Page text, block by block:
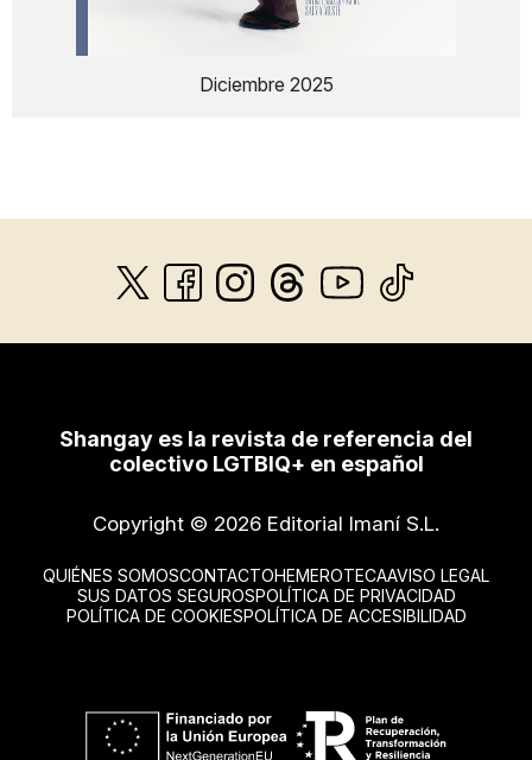
Diciembre 2025
Shangay es la revista de referencia del
colectivo LGTBIQ+ en español
Copyright © 2026 Editorial Imaní S.L.
QUIÉNES SOMOSCONTACTOHEMEROTECAAVISO LEGAL
SUS DATOS SEGUROSPOLÍTICA DE PRIVACIDAD
POLÍTICA DE COOKIESPOLÍTICA DE ACCESIBILIDAD